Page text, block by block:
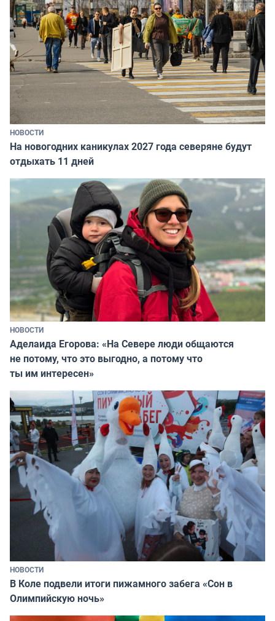
НОВОСТИ
На новогодних каникулах 2027 года северяне будут
отдыхать 11 дней
НОВОСТИ
Аделаида Егорова: «На Севере люди общаются
не потому, что это выгодно, а потому что
ты им интересен»
НОВОСТИ
В Коле подвели итоги пижамного забега «Сон в
Олимпийскую ночь»